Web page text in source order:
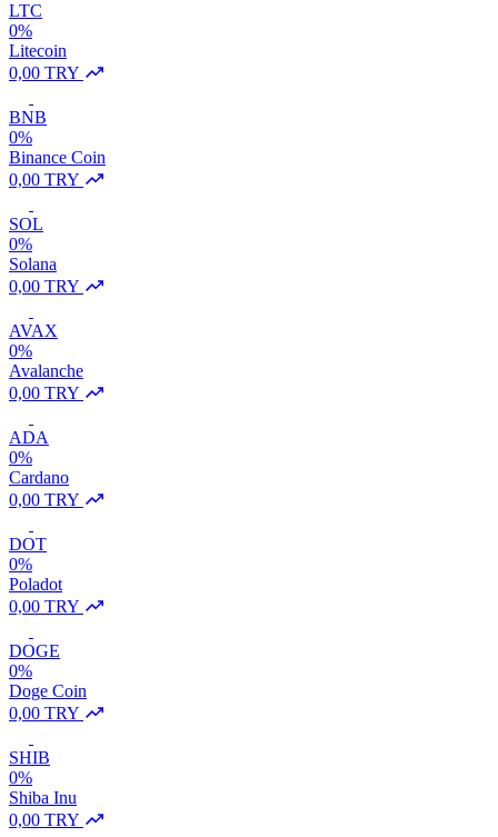
LTC
0%
Litecoin
0,00 TRY
BNB
0%
Binance Coin
0,00 TRY
SOL
0%
Solana
0,00 TRY
AVAX
0%
Avalanche
0,00 TRY
ADA
0%
Cardano
0,00 TRY
DOT
0%
Poladot
0,00 TRY
DOGE
0%
Doge Coin
0,00 TRY
SHIB
0%
Shiba Inu
0,00 TRY